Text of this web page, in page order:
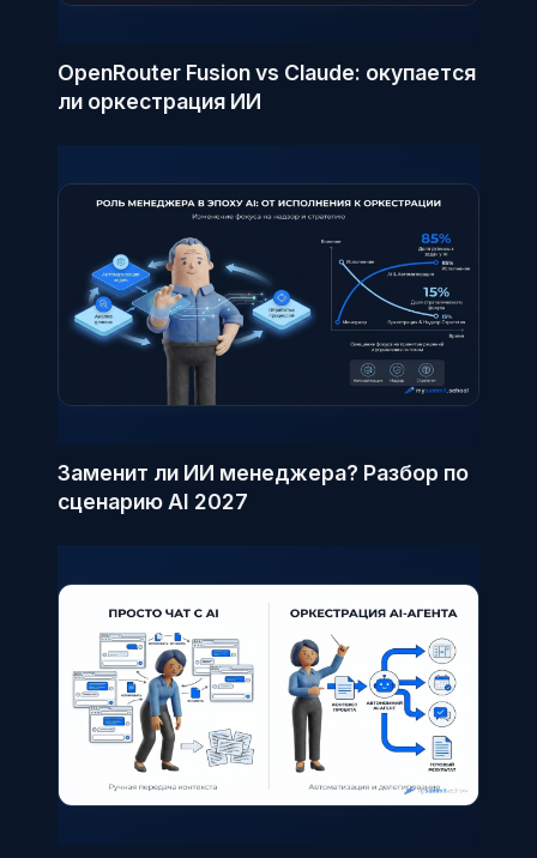
OpenRouter Fusion vs Claude: окупается
ли оркестрация ИИ
Заменит ли ИИ менеджера? Разбор по
сценарию AI 2027